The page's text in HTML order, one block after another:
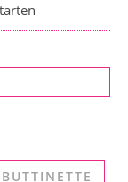
BUTTINETTE